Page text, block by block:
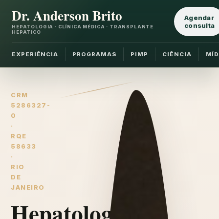
Dr. Anderson Brito
HEPATOLOGIA · CLÍNICA MÉDICA · TRANSPLANTE
HEPÁTICO
EXPERIÊNCIA PROGRAMAS PIMP CIÊNCIA
Agendar
consulta
CRM
5286327-
0
·
RQE
58633
·
RIO
DE
JANEIRO